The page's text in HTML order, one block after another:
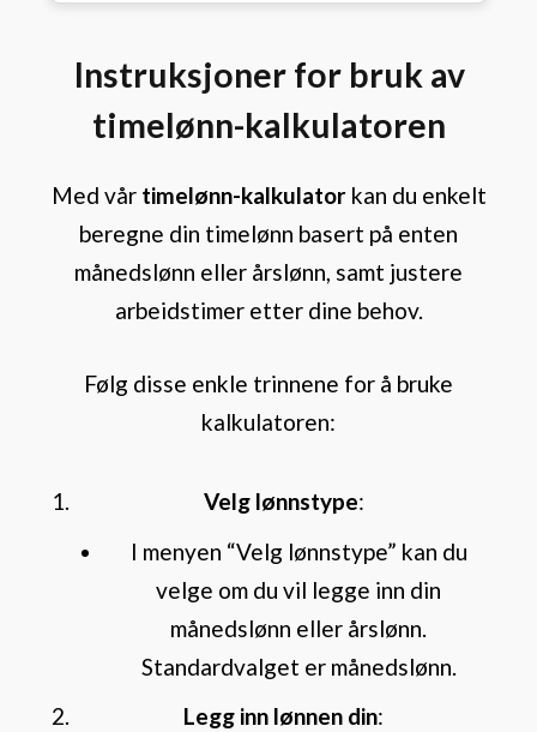
Instruksjoner for bruk av
timelønn-kalkulatoren
Med vårtimelønn-kalkulatorkan du enkelt
beregne din timelønn basert på enten
månedslønn eller årslønn, samt justere
arbeidstimer etter dine behov.
Følg disse enkle trinnene for å bruke
kalkulatoren:
Velg lønnstype:
I menyen “Velg lønnstype” kan du
velge om du vil legge inn din
månedslønn eller årslønn.
Standardvalget er månedslønn.
Legg inn lønnen din: